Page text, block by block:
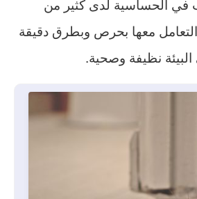
في الحساسية لدى كثير من
معها بحرص وبطرق دقيقة
نظيفة وصحية.